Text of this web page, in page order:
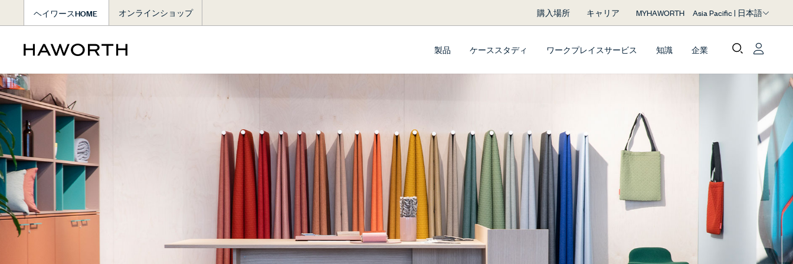
ヘイワースHOME オンラインショップ 購入場所 キャリア MYHAWORTH Asia Pacific | 日本語
製品 ケーススタディ ワークプレイスサービス 知識 企業